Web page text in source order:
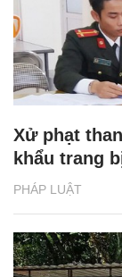
PHÁP LUẬT
Xử phạt
khẩu trang